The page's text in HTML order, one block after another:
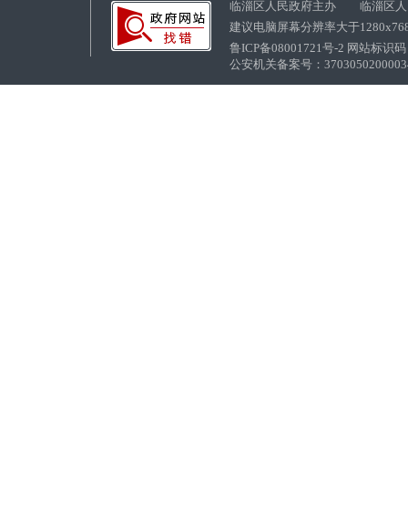
临淄区人民政府主办 临淄区人
建议电脑屏幕分辨率大于
鲁ICP备08001721号-2 网站标识
公安机关备案号：